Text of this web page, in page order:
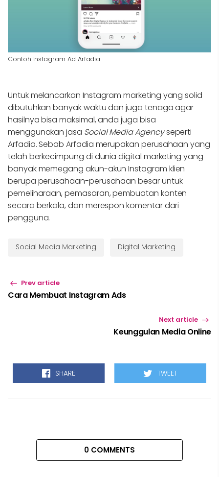
Contoh Instagram Ad Arfadia
Untuk melancarkan Instagram marketing yang solid
dibutuhkan banyak waktu dan juga tenaga agar
hasilnya bisa maksimal, anda juga bisa
menggunakan jasa Social Media Agencyseperti
Arfadia. Sebab Arfadia merupakan perusahaan yang
telah berkecimpung di dunia digital marketing yang
banyak memegang akun-akun Instagram klien
berupa perusahaan-perusahaan besar untuk
pemeliharaan, pemasaran, pembuatan konten
secara berkala, dan merespon komentar dari
pengguna.
Social Media Marketing Digital Marketing
Prev article
Cara Membuat Instagram Ads
Next article
Keunggulan Media Online
SHARE TWEET
0 COMMENTS